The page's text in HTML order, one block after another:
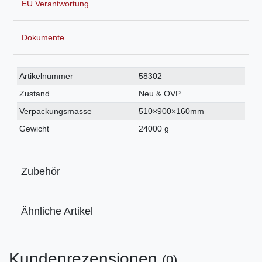
EU Verantwortung
Dokumente
Technisches
Merkmal
Wert
Artikelnummer
58302
Zustand
Neu & OVP
Verpackungsmasse
510×900×160mm
Gewicht
24000 g
Zubehör
Ähnliche Artikel